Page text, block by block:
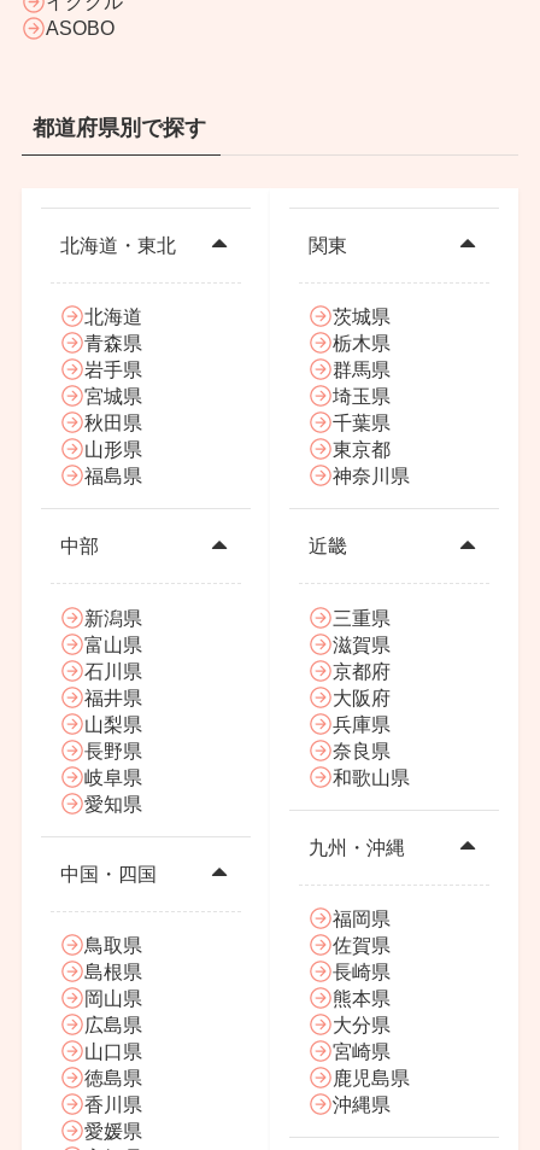
ASOBO
都道府県別で探す
北海道・東北
北海道
青森県
岩手県
宮城県
秋田県
山形県
福島県
中部
新潟県
富山県
石川県
福井県
山梨県
長野県
岐阜県
愛知県
中国・四国
鳥取県
島根県
岡山県
広島県
山口県
徳島県
香川県
愛媛県
関東
茨城県
栃木県
群馬県
埼玉県
千葉県
東京都
神奈川県
近畿
三重県
滋賀県
京都府
大阪府
兵庫県
奈良県
和歌山県
九州・沖縄
福岡県
佐賀県
長崎県
熊本県
大分県
宮崎県
鹿児島県
沖縄県